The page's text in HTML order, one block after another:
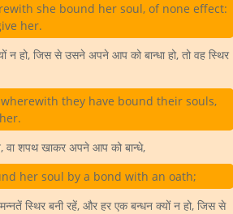
she bound her soul, of none effect:
her.
न हो, जिस से उसने अपने आप को बान्धा हो, तो वह स्थिर
they have bound their souls,
वा शपथ खाकर अपने आप को बान्धे,
her soul by a bond with an oath;
स्थिर बनी रहें, और हर एक बन्धन क्यों न हो, जिस से